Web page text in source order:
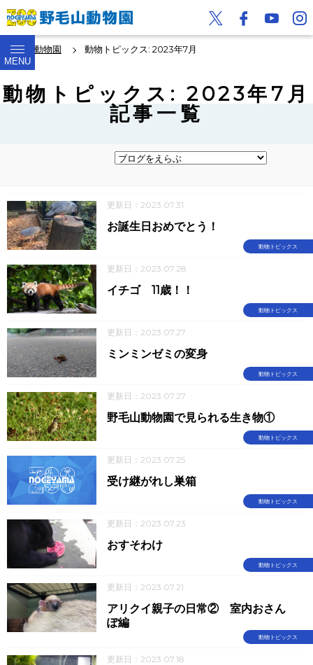
MENU
野毛山動物園 動物トピックス: 2023年7月
動物トピックス: 2023年7月
記事一覧
更新日：2023.07.31
動物トピックス
お誕生日おめでとう！
更新日：2023.07.28
動物トピックス
イチゴ 11歳！！
更新日：2023.07.27
動物トピックス
ミンミンゼミの変身
更新日：2023.07.27
動物トピックス
野毛山動物園で見られる生き物①
更新日：2023.07.25
動物トピックス
受け継がれし巣箱
更新日：2023.07.23
動物トピックス
おすそわけ
更新日：2023.07.21
動物トピックス
アリクイ親子の日常② 室内おさん
ぽ編
更新日：2023.07.18